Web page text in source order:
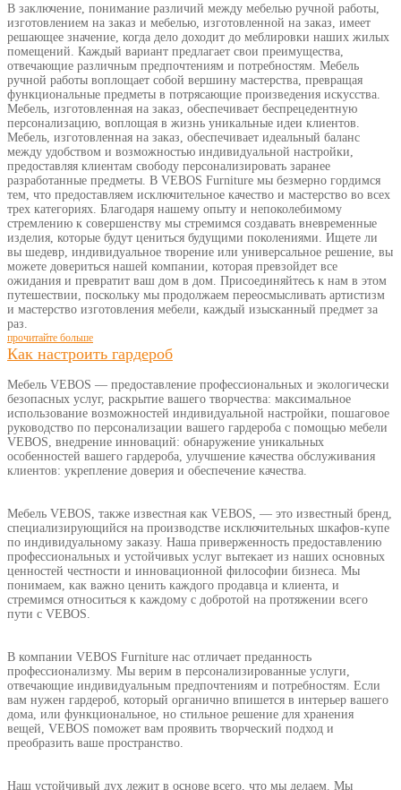
В заключение, понимание различий между мебелью ручной работы,
изготовлением на заказ и мебелью, изготовленной на заказ, имеет
решающее значение, когда дело доходит до меблировки наших жилых
помещений. Каждый вариант предлагает свои преимущества,
отвечающие различным предпочтениям и потребностям. Мебель
ручной работы воплощает собой вершину мастерства, превращая
функциональные предметы в потрясающие произведения искусства.
Мебель, изготовленная на заказ, обеспечивает беспрецедентную
персонализацию, воплощая в жизнь уникальные идеи клиентов.
Мебель, изготовленная на заказ, обеспечивает идеальный баланс
между удобством и возможностью индивидуальной настройки,
предоставляя клиентам свободу персонализировать заранее
разработанные предметы. В VEBOS Furniture мы безмерно гордимся
тем, что предоставляем исключительное качество и мастерство во всех
трех категориях. Благодаря нашему опыту и непоколебимому
стремлению к совершенству мы стремимся создавать вневременные
изделия, которые будут цениться будущими поколениями. Ищете ли
вы шедевр, индивидуальное творение или универсальное решение, вы
можете довериться нашей компании, которая превзойдет все
ожидания и превратит ваш дом в дом. Присоединяйтесь к нам в этом
путешествии, поскольку мы продолжаем переосмысливать артистизм
и мастерство изготовления мебели, каждый изысканный предмет за
раз.
прочитайте больше
Как настроить гардероб
Мебель VEBOS — предоставление профессиональных и экологически
безопасных услуг, раскрытие вашего творчества: максимальное
использование возможностей индивидуальной настройки, пошаговое
руководство по персонализации вашего гардероба с помощью мебели
VEBOS, внедрение инноваций: обнаружение уникальных
особенностей вашего гардероба, улучшение качества обслуживания
клиентов: укрепление доверия и обеспечение качества.
Мебель VEBOS, также известная как VEBOS, — это известный бренд,
специализирующийся на производстве исключительных шкафов-купе
по индивидуальному заказу. Наша приверженность предоставлению
профессиональных и устойчивых услуг вытекает из наших основных
ценностей честности и инновационной философии бизнеса. Мы
понимаем, как важно ценить каждого продавца и клиента, и
стремимся относиться к каждому с добротой на протяжении всего
пути с VEBOS.
В компании VEBOS Furniture нас отличает преданность
профессионализму. Мы верим в персонализированные услуги,
отвечающие индивидуальным предпочтениям и потребностям. Если
вам нужен гардероб, который органично впишется в интерьер вашего
дома, или функциональное, но стильное решение для хранения
вещей, VEBOS поможет вам проявить творческий подход и
преобразить ваше пространство.
Наш устойчивый дух лежит в основе всего, что мы делаем. Мы